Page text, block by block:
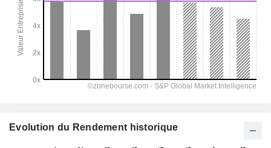
Evolution du Rendement historique